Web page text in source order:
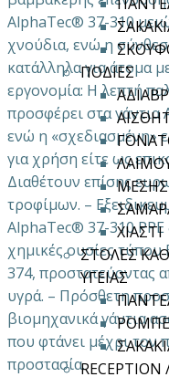
ΠΟΔΙΕΣ
ΜΕΣΗΣ
ΧΙΑΣΤΙ
ΣΤΟΛΕΣ
ΥΓΕΙΑΣ
RECEPTION
AlphaTec® 37-310
χνούδια, ενώ η
κατάλληλα για άτομα
εργονομία: Η λεπτή
προσφέρει στα
ενώ η «σχεδιασμένη»
για χρήση είτε ως
Διαθέτουν επίσης
τροφίμων. –
AlphaTec® 37-310
χημικές ουσίες
374, προστατεύοντας
υγρά. – Πρόσθετη
βιομηχανικά γάντια
που φτάνει μέχρι τον
προστασία.